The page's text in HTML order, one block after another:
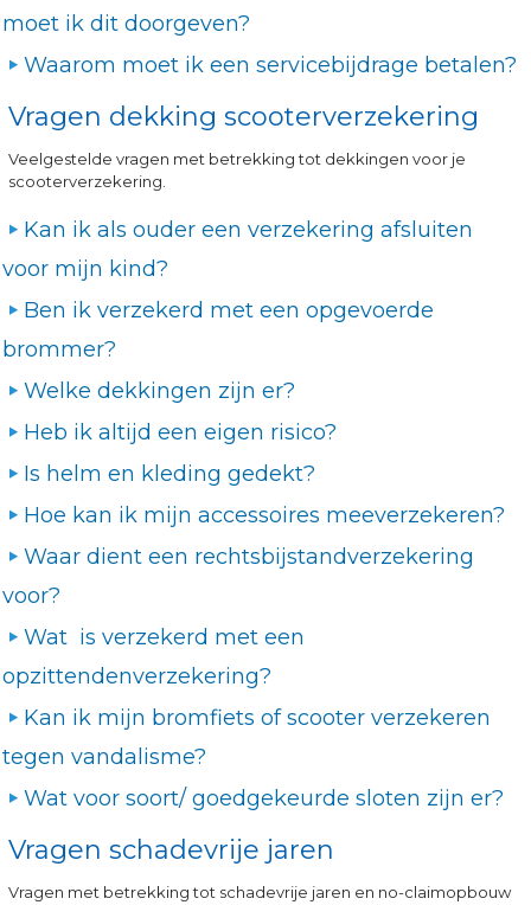
moet ik dit doorgeven?
Waarom moet ik een servicebijdrage betalen?
Vragen dekking scooterverzekering
Veelgestelde vragen met betrekking tot dekkingen voor je
scooterverzekering.
Kan ik als ouder een verzekering afsluiten
voor mijn kind?
Ben ik verzekerd met een opgevoerde
brommer?
Welke dekkingen zijn er?
Heb ik altijd een eigen risico?
Is helm en kleding gedekt?
Hoe kan ik mijn accessoires meeverzekeren?
Waar dient een rechtsbijstandverzekering
voor?
Wat is verzekerd met een
opzittendenverzekering?
Kan ik mijn bromfiets of scooter verzekeren
tegen vandalisme?
Wat voor soort/ goedgekeurde sloten zijn er?
Vragen schadevrije jaren
Vragen met betrekking tot schadevrije jaren en no-claimopbouw